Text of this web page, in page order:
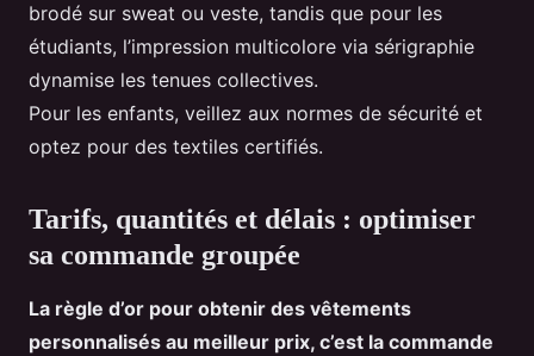
brodé sur sweat ou veste, tandis que pour les
étudiants, l’impression multicolore via sérigraphie
dynamise les tenues collectives.
Pour les enfants, veillez aux normes de sécurité et
optez pour des textiles certifiés.
Tarifs, quantités et délais : optimiser
sa commande groupée
La règle d’or pour obtenir des vêtements
personnalisés au meilleur prix, c’est la commande